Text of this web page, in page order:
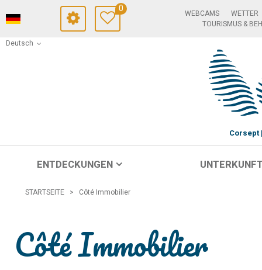
Deutsch
0 WEBCAMS
WETTER
TOURISMUS &
Corsept
ENTDECKUNGEN
STARTSEITE > Côté Immobilier
Côté Immobilier